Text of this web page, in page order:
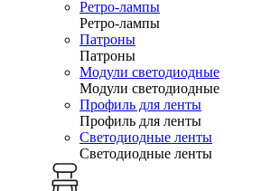
Ретро-лампы
Ретро-лампы
Патроны
Патроны
Модули светодиодные
Модули светодиодные
Профиль для ленты
Профиль для ленты
Светодиодные ленты
Светодиодные ленты